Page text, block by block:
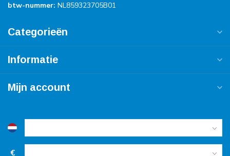
btw-nummer: NL859323705B01
Categorieën
Informatie
Mijn account
€